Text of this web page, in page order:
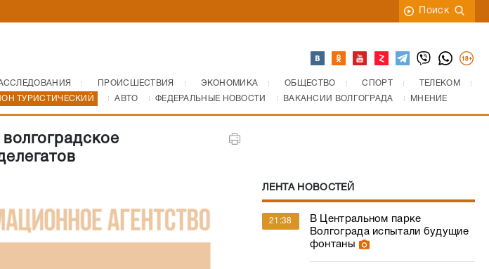
Поиск
ПРОИСШЕСТВИЯ ЭКОНОМИКА ОБЩЕСТВО СПОРТ
ТЕЛЕКОМ
ТУРИСТИЧЕСКИЙ АВТО ФЕДЕРАЛЬНЫЕ НОВОСТИ ВАКАНСИИ ВОЛГОГРАДА МНЕНИЕ
ЛЕНТА НОВОСТЕЙ
21:38
В Центральном парке
Волгограда испытали будущие
фонтаны